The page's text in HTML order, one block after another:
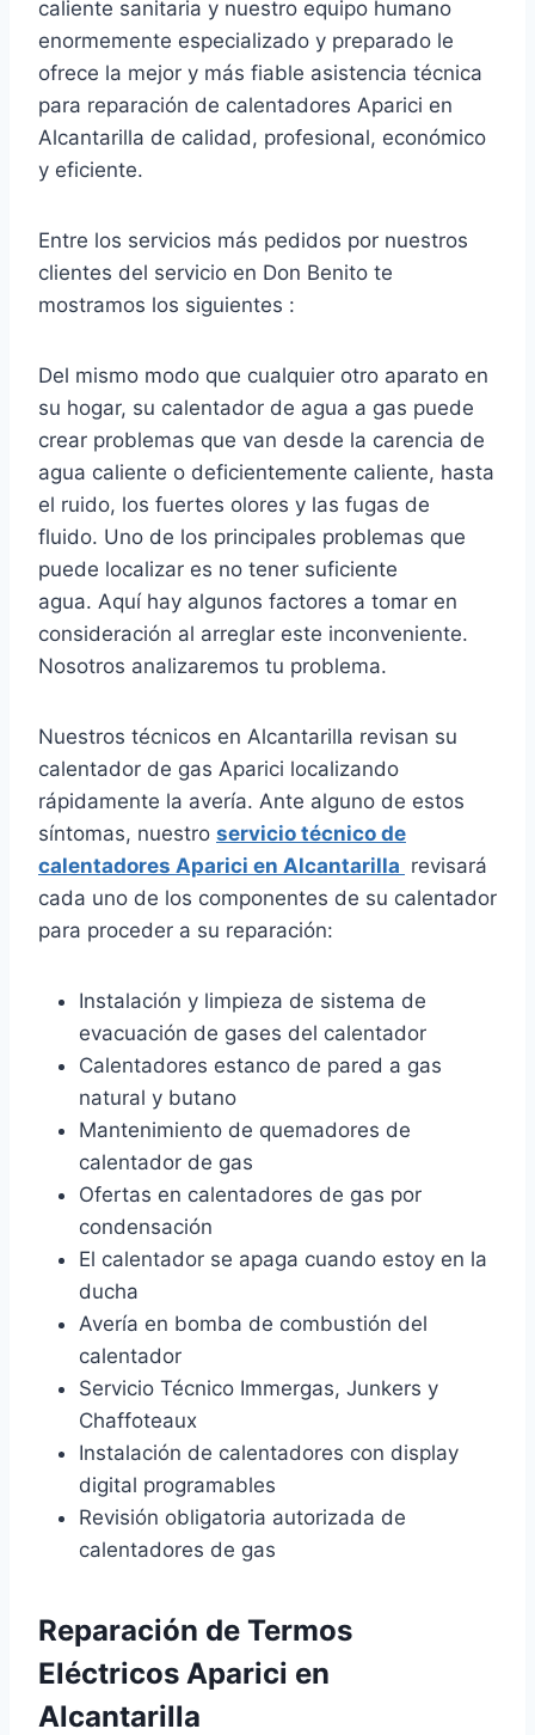
caliente sanitaria y nuestro equipo humano
enormemente especializado y preparado le
ofrece la mejor y más fiable asistencia técnica
para reparación de calentadores Aparici en
Alcantarilla de calidad, profesional, económico
y eficiente.
Entre los servicios más pedidos por nuestros
clientes del servicio en Don Benito te
mostramos los siguientes :
Del mismo modo que cualquier otro aparato en
su hogar, su calentador de agua a gas puede
crear problemas que van desde la carencia de
agua caliente o deficientemente caliente, hasta
el ruido, los fuertes olores y las fugas de
fluido. Uno de los principales problemas que
puede localizar es no tener suficiente
agua. Aquí hay algunos factores a tomar en
consideración al arreglar este inconveniente.
Nosotros analizaremos tu problema.
Nuestros técnicos en Alcantarilla revisan su
calentador de gas Aparici localizando
rápidamente la avería. Ante alguno de estos
síntomas, nuestro servicio técnico de
calentadores Aparici en Alcantarilla revisará
cada uno de los componentes de su calentador
para proceder a su reparación:
Instalación y limpieza de sistema de
evacuación de gases del calentador
Calentadores estanco de pared a gas
natural y butano
Mantenimiento de quemadores de
calentador de gas
Ofertas en calentadores de gas por
condensación
El calentador se apaga cuando estoy en la
ducha
Avería en bomba de combustión del
calentador
Servicio Técnico Immergas, Junkers y
Chaffoteaux
Instalación de calentadores con display
digital programables
Revisión obligatoria autorizada de
calentadores de gas
Reparación de Termos
Eléctricos Aparici en
Alcantarilla